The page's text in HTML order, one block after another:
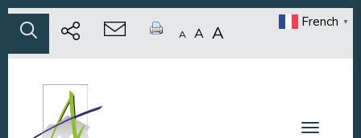
A A A
French ▼
Toggle